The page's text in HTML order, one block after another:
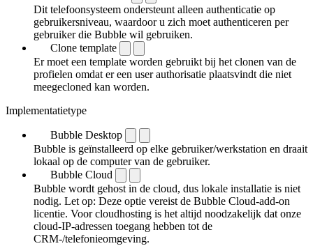
Dit telefoonsysteem ondersteunt alleen authenticatie op
gebruikersniveau, waardoor u zich moet authenticeren per
gebruiker die Bubble wil gebruiken.
Clone template
Er moet een template worden gebruikt bij het clonen van de
profielen omdat er een user authorisatie plaatsvindt die niet
meegecloned kan worden.
Implementatietype
Bubble Desktop
Bubble is geïnstalleerd op elke gebruiker/werkstation en draait
lokaal op de computer van de gebruiker.
Bubble Cloud
Bubble wordt gehost in de cloud, dus lokale installatie is niet
nodig. Let op: Deze optie vereist de Bubble Cloud-add-on
licentie. Voor cloudhosting is het altijd noodzakelijk dat onze
cloud-IP-adressen toegang hebben tot de
CRM-/telefonieomgeving.